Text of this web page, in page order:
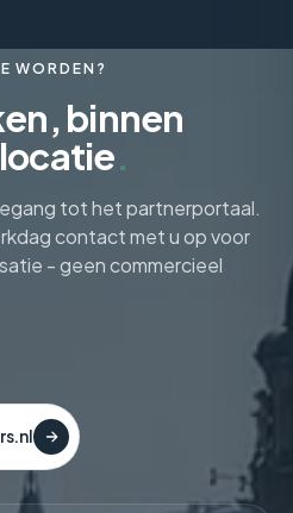
WORDEN?
binnen
.
tot het partnerportaal.
contact met u op voor
- geen commercieel